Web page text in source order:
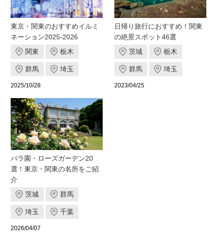
東京・関東のおすすめイルミ
ネーション2025-2026
関東
栃木
群馬 埼玉
2025/10/28
日帰り旅行におすすめ！関東
の絶景スポット46選
茨城
栃木
群馬 埼玉
2023/04/25
バラ園・ローズガーデン20
選！東京・関東の名所をご紹
介
茨城
群馬
埼玉 千葉
2026/04/07